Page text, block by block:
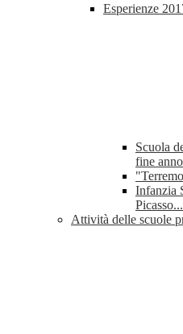
Esperienze
Scuola
fine
Infanzia
Picasso...
Attività delle scuole